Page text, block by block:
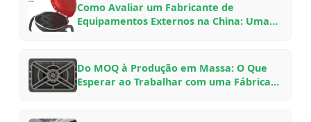
Como Avaliar um Fabricante de
Equipamentos Externos na China: Uma
Do MOQ à Produção em Massa: O Que
Esperar ao Trabalhar com uma Fábrica